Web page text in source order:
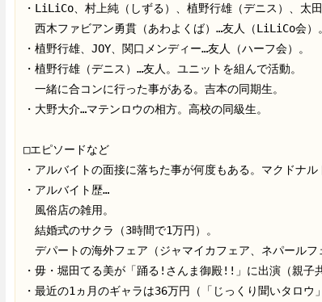
・LiLiCo、村上純（しずる）、植野行雄（デニス）、太
西木ファビアン勇貫（あわよくば）…友人（LiLiCo会）。
・植野行雄、JOY、関口メンディー…友人（ハーフ会）。
・植野行雄（デニス）…友人。ユニットを組んで活動。
一緒に合コンに行った事がある。吉本の同期生。
・大野大介…マテンロウの相方。高校の同級生。
□エピソードなど
・アルバイトの面接に落ちた事が何度もある。マクドナル
・アルバイト歴…
風俗店の雑用。
結婚式のサクラ（3時間で1万円）。
デパートの海外フェア（ジャマイカフェア、ネパールフ
・毋・堀田てる美が「踊る!さんま御殿!!」に出演（親子
・最近の1ヵ月のギャラは36万円（「じっくり聞いタロウ